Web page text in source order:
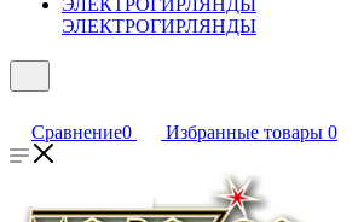
ЭЛЕКТРОГИРЛЯНДЫ
Сравнение0 Избранные товары 0